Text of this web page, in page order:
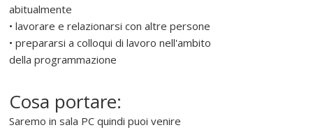
abitualmente
• lavorare e relazionarsi con altre persone
• prepararsi a colloqui di lavoro nell'ambito
della programmazione
Cosa portare:
Saremo in sala PC quindi puoi venire